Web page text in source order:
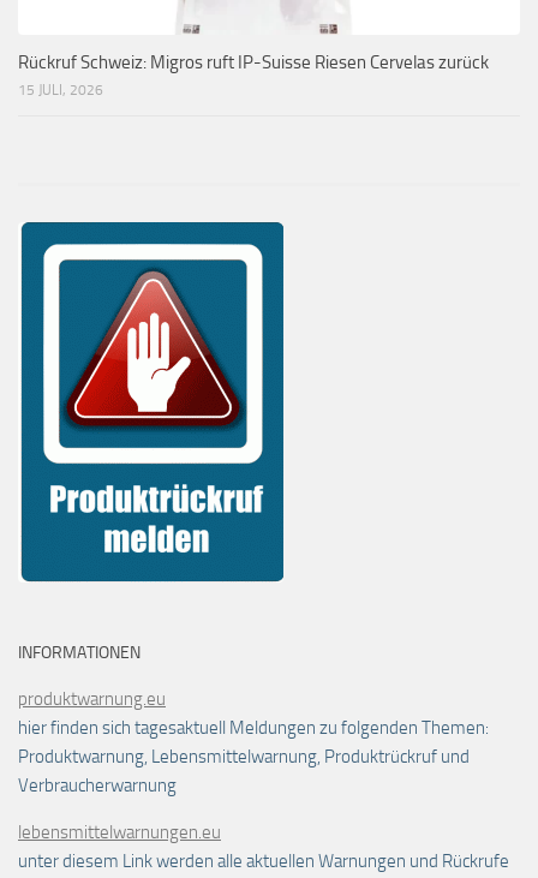
Rückruf Schweiz: Migros ruft IP-Suisse Riesen Cervelas zurück
15 JULI, 2026
INFORMATIONEN
produktwarnung.eu
hier finden sich tagesaktuell Meldungen zu folgenden Themen:
Produktwarnung, Lebensmittelwarnung, Produktrückruf und
Verbraucherwarnung
lebensmittelwarnungen.eu
unter diesem Link werden alle aktuellen Warnungen und Rückrufe